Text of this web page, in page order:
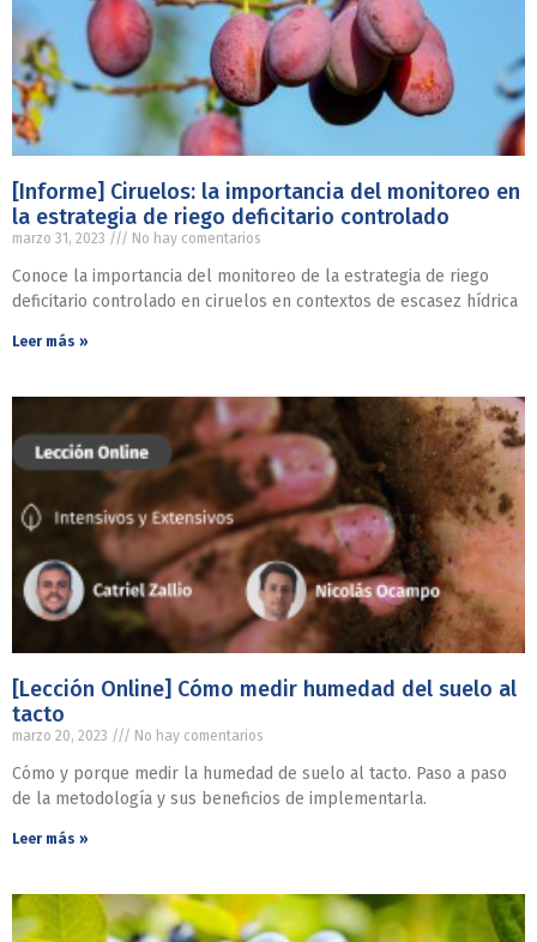
[Informe] Ciruelos: la importancia del monitoreo en
la estrategia de riego deficitario controlado
marzo 31, 2023 No hay comentarios
Conoce la importancia del monitoreo de la estrategia de riego
deficitario controlado en ciruelos en contextos de escasez hídrica
Leer más »
[Lección Online] Cómo medir humedad del suelo al
tacto
marzo 20, 2023 No hay comentarios
Cómo y porque medir la humedad de suelo al tacto. Paso a paso
de la metodología y sus beneficios de implementarla.
Leer más »